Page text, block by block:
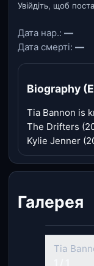
Увійдіть, щоб
Дата нар.: —
Дата смерті: —
Biography
Tia Bannon is
The Drifters
Kylie Jenner
Галерея
Tia